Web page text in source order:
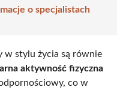
o specjalistach
w stylu życia są równie
aktywność fizyczna
co w